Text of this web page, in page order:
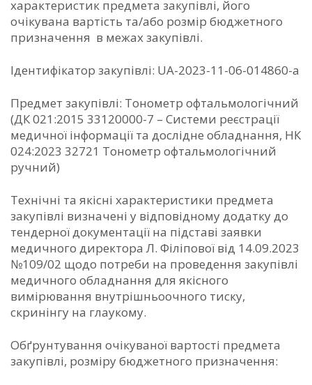
характеристик предмета закупівлі, його
очікувана вартість та/або розмір бюджетного
призначення в межах закупівлі.
Ідентифікатор закупівлі: UA-2023-11-06-014860-a
Предмет закупівлі: Тонометр офтальмологічний
(ДК 021:2015 33120000-7 – Системи реєстрації
медичної інформації та дослідне обладнання, НК
024:2023 32721 Тонометр офтальмологічний
ручний)
Технічні та якісні характеристики предмета
закупівлі визначені у відповідному додатку до
тендерної документації на підставі заявки
медичного директора Л. Філіпової від 14.09.2023
№109/02 щодо потреби на проведення закупівлі
медичного обладнання для якісного
вимірювання внутрішньоочного тиску,
скринінгу на глаукому.
Обґрунтування очікуваної вартості предмета
закупівлі, розміру бюджетного призначення: